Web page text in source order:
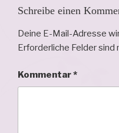
Schreibe einen
Deine E-Mail-Adresse
Erforderliche Felder sind
Kommentar*